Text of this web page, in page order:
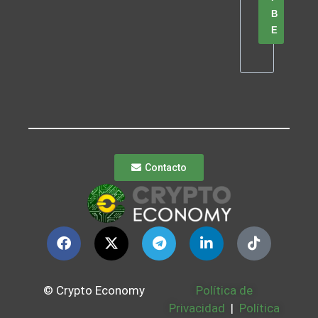
B
E
Contacto
© Crypto Economy
Política de
Privacidad | Política